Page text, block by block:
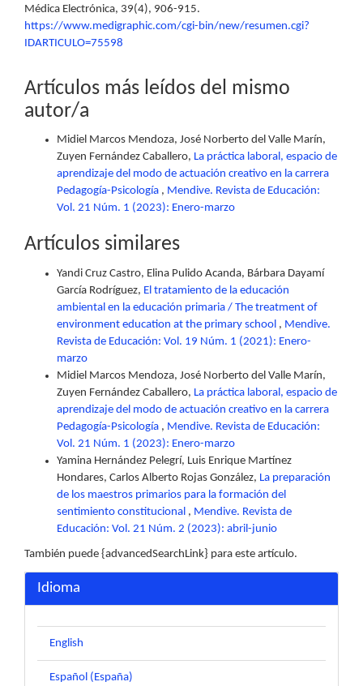
Médica Electrónica, 39(4), 906-915.
https://www.medigraphic.com/cgi-bin/new/resumen.cgi?
IDARTICULO=75598
Artículos más leídos del mismo
autor/a
Midiel Marcos Mendoza, José Norberto del Valle Marín,
Zuyen Fernández Caballero, La práctica laboral, espacio de
aprendizaje del modo de actuación creativo en la carrera
Pedagogía-Psicología , Mendive. Revista de Educación:
Vol. 21 Núm. 1 (2023): Enero-marzo
Artículos similares
Yandi Cruz Castro, Elina Pulido Acanda, Bárbara Dayamí
García Rodríguez, El tratamiento de la educación
ambiental en la educación primaria / The treatment of
environment education at the primary school , Mendive.
Revista de Educación: Vol. 19 Núm. 1 (2021): Enero-
marzo
Midiel Marcos Mendoza, José Norberto del Valle Marín,
Zuyen Fernández Caballero, La práctica laboral, espacio de
aprendizaje del modo de actuación creativo en la carrera
Pedagogía-Psicología , Mendive. Revista de Educación:
Vol. 21 Núm. 1 (2023): Enero-marzo
Yamina Hernández Pelegrí, Luis Enrique Martínez
Hondares, Carlos Alberto Rojas González, La preparación
de los maestros primarios para la formación del
sentimiento constitucional , Mendive. Revista de
Educación: Vol. 21 Núm. 2 (2023): abril-junio
También puede {advancedSearchLink} para este artículo.
Idioma
English
Español (España)